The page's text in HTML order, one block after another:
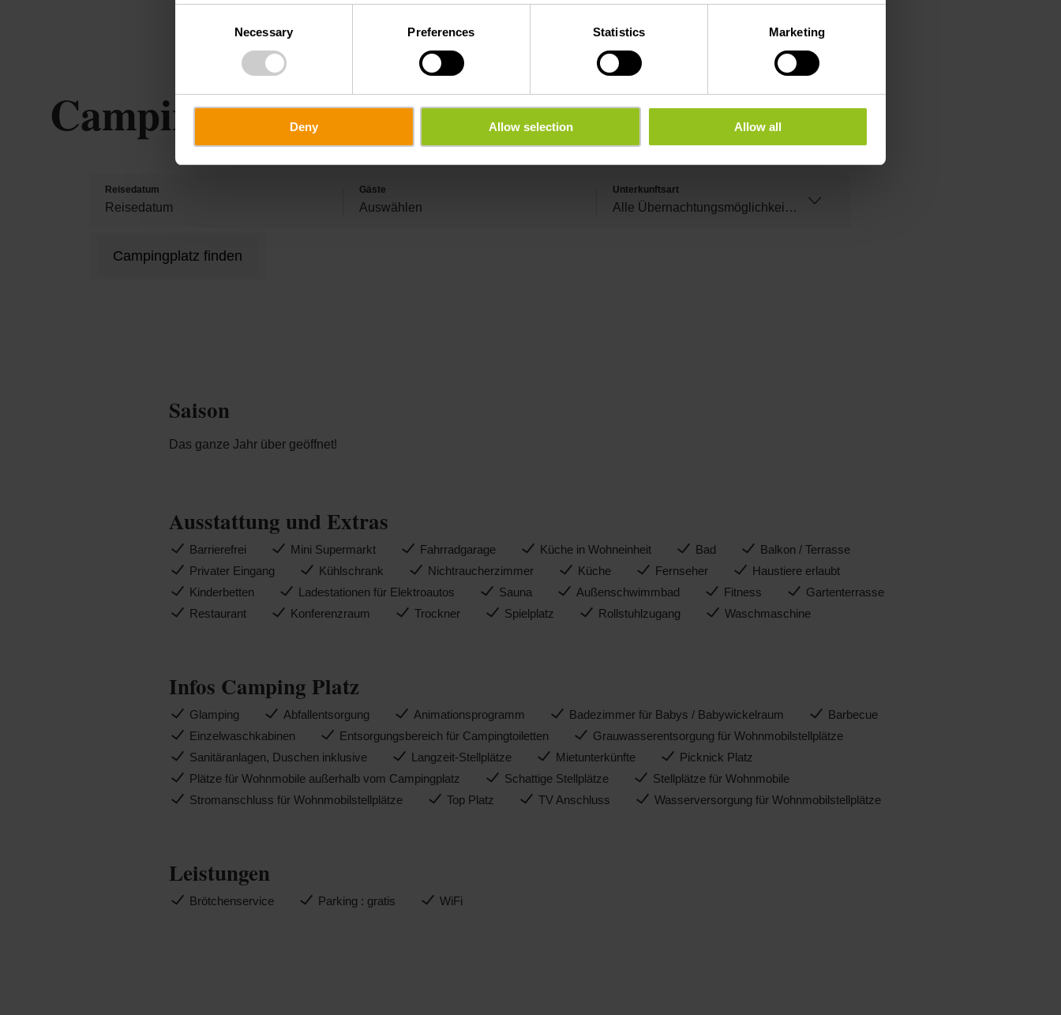
Necessary Preferences Statistics Marketing
Deny Allow selection Allow all
Campingplätze
Reisedatum Gäste Unterkunftsart
Campingplatz finden
Saison
Das ganze Jahr über geöffnet!
Ausstattung und Extras
Barrierefrei Mini Supermarkt Fahrradgarage Küche in Wohneinheit Bad
Balkon / Terrasse
Privater Eingang
Kühlschrank Nichtraucherzimmer Küche Fernseher
Haustiere erlaubt
Kinderbetten
Ladestationen für Elektroautos Sauna Außenschwimmbad Fitness
Gartenterrasse
Restaurant
Konferenzraum Trockner Spielplatz Rollstuhlzugang Waschmaschine
Infos Camping Platz
Glamping Abfallentsorgung Animationsprogramm Badezimmer für Babys / Babywickelraum
Barbecue
Einzelwaschkabinen
Entsorgungsbereich für Campingtoiletten
Grauwasserentsorgung für Wohnmobilstellplätze
Sanitäranlagen, Duschen inklusive
Langzeit-Stellplätze Mietunterkünfte
Picknick Platz
Plätze für Wohnmobile außerhalb vom Campingplatz
Schattige Stellplätze
Stellplätze für Wohnmobile
Stromanschluss für Wohnmobilstellplätze
Top Platz TV Anschluss Wasserversorgung für Wohnmobilstellplätze
Leistungen
Brötchenservice Parking : gratis WiFi